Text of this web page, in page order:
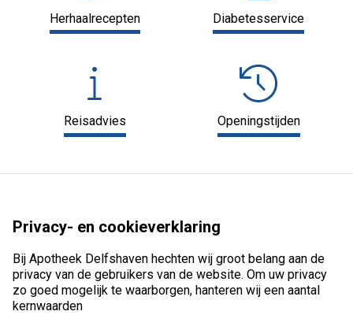
Herhaalrecepten Diabetesservice
Reisadvies Openingstijden
Privacy- en cookieverklaring
Bij Apotheek Delfshaven hechten wij groot belang aan de
privacy van de gebruikers van de website. Om uw privacy
zo goed mogelijk te waarborgen, hanteren wij een aantal
kernwaarden